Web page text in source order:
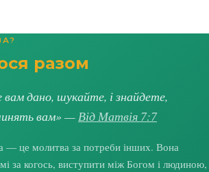
разом
вам дано, шукайте, і знайдете,
вам» —Від Матвія 7:7
— це молитва за потреби інших. Вона
за когось, виступити між Богом і людиною,